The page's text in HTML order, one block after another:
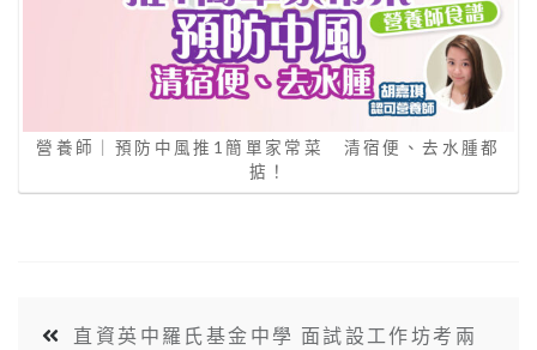
營養師｜預防中風推1簡單家常菜 清宿便、去水腫都
掂！
直資英中羅氏基金中學 面試設工作坊考兩